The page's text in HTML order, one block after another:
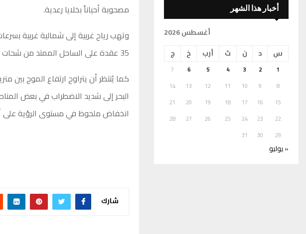
مصحوبة أحياناً بخلايا رعدية.
35 عقدة على الساحل الممتد من شحات إلى طبرق.
كما يُنتظر أن يتراوح ارتفاع الموج بين
انخفاض ملحوظ في مستوى الرؤية على
شارك
أخبار هذا الشهر
أغسطس 2026
س
د ن ث أرب خ ج
1
2
3
4
5
6
7
8
9
10
11
12
13
14
15
16
17
18
19
20
21
22
23
24
25
26
27
28
29
30
31
« يوليو